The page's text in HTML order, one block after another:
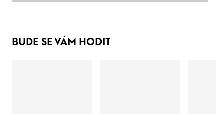
BUDE SE VÁM HODIT